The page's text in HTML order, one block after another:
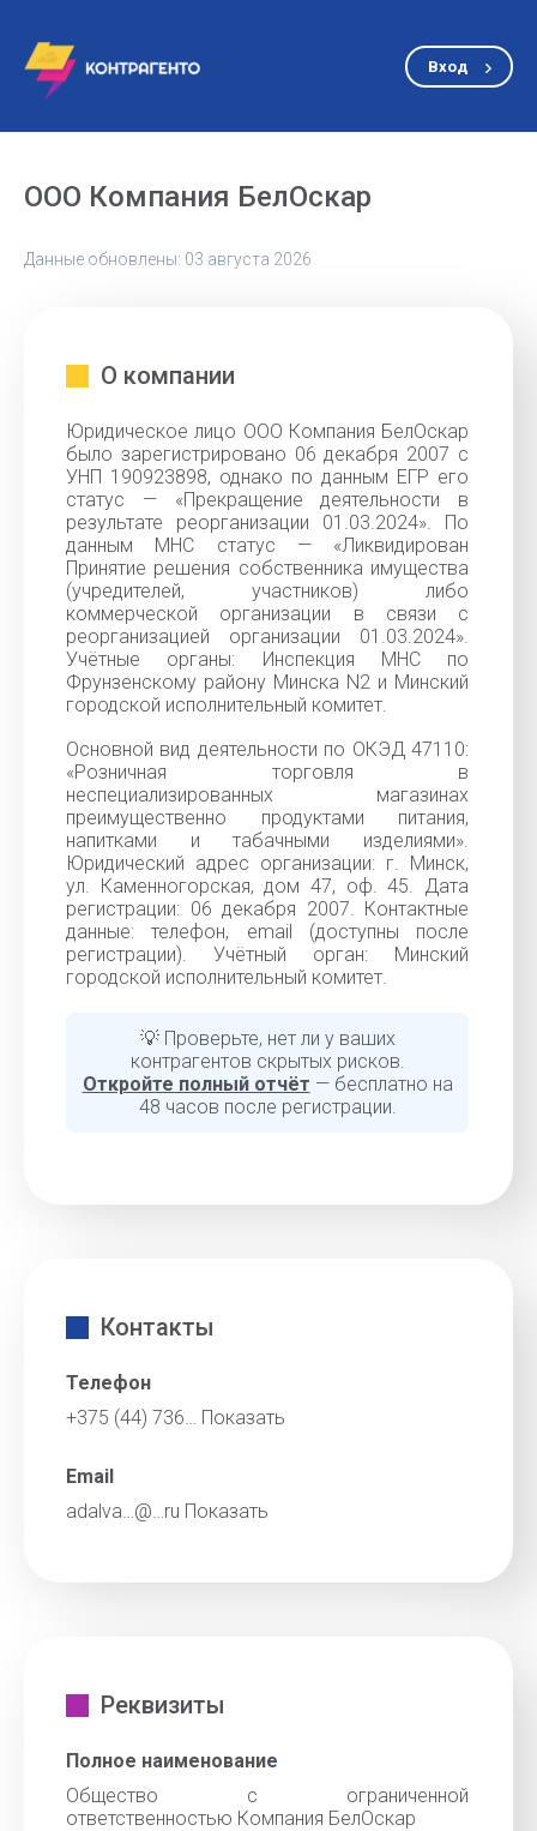
Вход
ООО Компания БелОскар
Данные обновлены: 03 августа 2026
О компании
Юридическое лицо ООО Компания БелОскар
было зарегистрировано 06 декабря 2007 с
УНП 190923898, однако по данным ЕГР его
статус — «Прекращение деятельности в
результате реорганизации 01.03.2024». По
данным МНС статус — «Ликвидирован
Принятие решения собственника имущества
(учредителей, участников) либо
коммерческой организации в связи с
реорганизацией организации 01.03.2024».
Учётные органы: Инспекция МНС по
Фрунзенскому району Минска N2 и Минский
городской исполнительный комитет.
Основной вид деятельности по ОКЭД 47110:
«Розничная торговля в
неспециализированных магазинах
преимущественно продуктами питания,
напитками и табачными изделиями».
Юридический адрес организации: г. Минск,
ул. Каменногорская, дом 47, оф. 45. Дата
регистрации: 06 декабря 2007. Контактные
данные: телефон, email (доступны после
регистрации). Учётный орган: Минский
городской исполнительный комитет.
💡 Проверьте, нет ли у ваших
контрагентов скрытых рисков.
Откройте полный отчёт — бесплатно на
48 часов после регистрации.
Контакты
Телефон
+375 (44) 736… Показать
Email
adalva…@…ru Показать
Реквизиты
Полное наименование
Общество с ограниченной
ответственностью Компания БелОскар